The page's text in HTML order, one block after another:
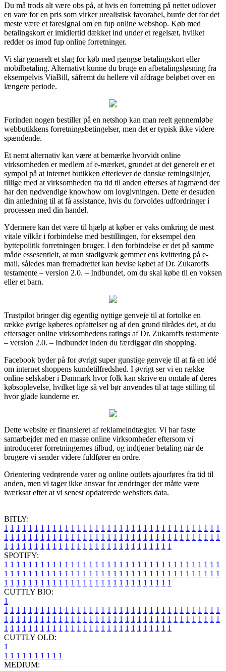
Du må trods alt være obs på, at hvis en forretning på nettet udlover
en vare for en pris som virker urealistisk favorabel, burde det for det
meste være et faresignal om en fup online webshop. Køb med
betalingskort er imidlertid dækket ind under et regelsæt, hvilket
redder os imod fup online forretninger.
Vi slår generelt et slag for køb med gængse betalingskort eller
mobilbetaling. Alternativt kunne du bruge en afbetalingsløsning fra
eksempelvis ViaBill, såfremt du hellere vil afdrage beløbet over en
længere periode.
Forinden nogen bestiller på en netshop kan man reelt gennemløbe
webbutikkens forretningsbetingelser, men det er typisk ikke videre
spændende.
Et nemt alternativ kan være at bemærke hvorvidt online
virksomheden er medlem af e-mærket, grundet at det generelt er et
sympol på at internet butikken efterlever de danske retningslinjer,
tillige med at virksomheden fra tid til anden efterses af fagmænd der
har den nødvendige knowhow om lovgivningen. Dette er desuden
din anledning til at få assistance, hvis du forvoldes udfordringer i
processen med din handel.
Ydermere kan det være til hjælp at køber er vaks omkring de mest
vitale vilkår i forbindelse med bestillingen, for eksempel den
byttepolitik forretningen bruger. I den forbindelse er det på samme
måde essesentielt, at man stadigvæk gemmer ens kvittering på e-
mail, således man fremadrettet kan bevise købet af Dr. Zukaroffs
testamente – version 2.0. – Indbundet, om du skal købe til en voksen
eller et barn.
Trustpilot bringer dig egentlig nyttige genveje til at fortolke en
række øvrige køberes opfattelser og af den grund tilrådes det, at du
eftersøger online virksomhedens ratings af Dr. Zukaroffs testamente
– version 2.0. – Indbundet inden du færdiggør din shopping.
Facebook byder på for øvrigt super gunstige genveje til at få en idé
om internet shoppens kundetilfredshed. I øvrigt ser vi en række
online selskaber i Danmark hvor folk kan skrive en omtale af deres
købsoplevelse, hvilket lige så vel bør anvendes til at tage stilling til
hvor glade kunderne er.
Dette website er finansieret af reklameindtægter. Vi har faste
samarbejder med en masse online virksomheder eftersom vi
introducerer forretningernes tilbud, og indtjener betaling når de
brugere vi sender videre fuldfører en ordre.
Orientering vedrørende varer og online outlets ajourføres fra tid til
anden, men vi tager ikke ansvar for ændringer der måtte være
iværksat efter at vi senest opdaterede websitets data.
BITLY:
1 1 1 1 1 1 1 1 1 1 1 1 1 1 1 1 1 1 1 1 1 1 1 1 1 1 1 1 1 1 1 1 1 1 1 1
1 1 1 1 1 1 1 1 1 1 1 1 1 1 1 1 1 1 1 1 1 1 1 1 1 1 1 1 1 1 1 1 1 1 1 1
1 1 1 1 1 1 1 1 1 1 1 1 1 1 1 1 1 1 1 1 1 1 1 1 1 1 1 1
SPOTIFY:
1 1 1 1 1 1 1 1 1 1 1 1 1 1 1 1 1 1 1 1 1 1 1 1 1 1 1 1 1 1 1 1 1 1 1 1
1 1 1 1 1 1 1 1 1 1 1 1 1 1 1 1 1 1 1 1 1 1 1 1 1 1 1 1 1 1 1 1 1 1 1 1
1 1 1 1 1 1 1 1 1 1 1 1 1 1 1 1 1 1 1 1 1 1 1 1 1 1 1 1
CUTTLY BIO:
1
1 1 1 1 1 1 1 1 1 1 1 1 1 1 1 1 1 1 1 1 1 1 1 1 1 1 1 1 1 1 1 1 1 1 1 1
1 1 1 1 1 1 1 1 1 1 1 1 1 1 1 1 1 1 1 1 1 1 1 1 1 1 1 1 1 1 1 1 1 1 1 1
1 1 1 1 1 1 1 1 1 1 1 1 1 1 1 1 1 1 1 1 1 1 1 1 1 1 1 1
CUTTLY OLD:
1
1 1 1 1 1 1 1 1 1 1
MEDIUM: